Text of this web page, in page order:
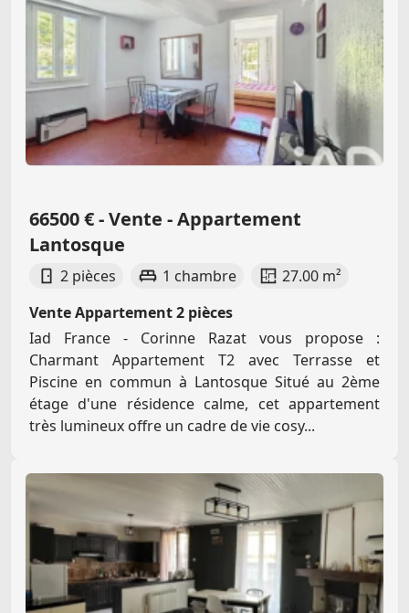
66500 € - Vente - Appartement
Lantosque
2 pièces 1 chambre
27.00 m²
Vente Appartement 2 pièces
Iad France - Corinne Razat vous propose :
Charmant Appartement T2 avec Terrasse et
Piscine en commun à Lantosque Situé au 2ème
étage d'une résidence calme, cet appartement
très lumineux offre un cadre de vie cosy...